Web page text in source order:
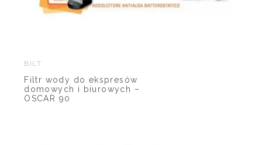
BILT
Filtr wody do ekspresów
domowych i biurowych –
OSCAR 90